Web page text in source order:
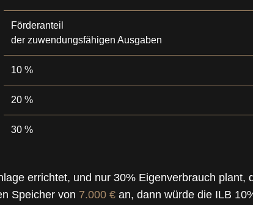
Förderanteil
der zuwendungsfähigen Ausgaben
10 %
20 %
30 %
errichtet, und nur 30% Eigenverbrauch plant,
Speicher von 7.000 € an, dann würde die ILB